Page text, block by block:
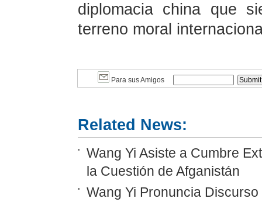
diplomacia china que
terreno moral
Para sus Amigos
Related News:
Wang Yi Asiste a Cumbre
la Cuestión de Afganistán
Wang Yi Pronuncia